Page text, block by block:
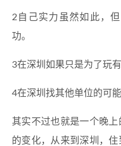
2自己实力虽然如此，
功。
3在深圳如果只是为了玩有
4在深圳找其他单位的可能
其实不过也就是一个晚
的变化，从来到深圳，